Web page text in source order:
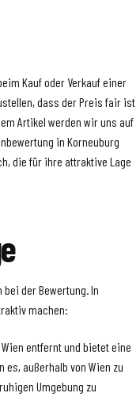
Kauf oder Verkauf einer
dass der Preis fair ist
Artikel werden wir uns auf
in Korneuburg
die für ihre attraktive Lage
der Bewertung. In
machen:
entfernt und bietet eine
es, außerhalb von Wien zu
Umgebung zu